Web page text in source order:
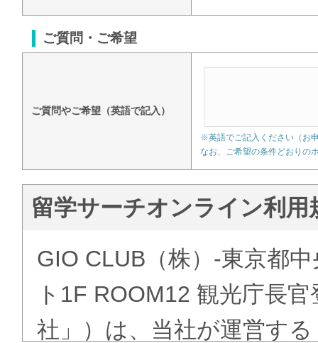
ご質問・ご希望
ご質問やご希望（英語で記入）
※英語でご記入ください（お
なお、ご希望の条件どおりの
留学サーチオンライン利用
GIO CLUB（株）-東京都
ト1F ROOM12 観光庁長
社」）は、当社が運営す